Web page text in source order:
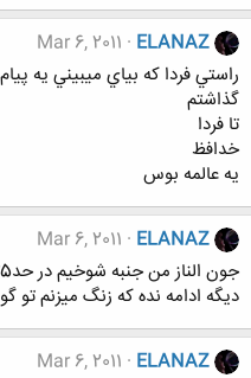
ELANAZ
Mar 6, 2011
راستي فردا كه بياي ميبيني يه
گذاشتم
تا فردا
خدافظ
يه عالمه بوس
ELANAZ
Mar 6, 2011
جون الناز من جنبه شوخيم در حد5تا پيامه
ديگه ادامه نده كه زنگ ميزنم تو گوشت
ELANAZ
Mar 6, 2011